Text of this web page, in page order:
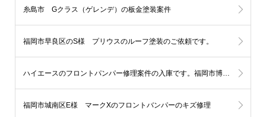
糸島市 Gクラス（ゲレンデ）の板金塗装案件
福岡市早良区のS様 プリウスのルーフ塗装のご依頼です。
ハイエースのフロントパンパー修理案件の入庫です。福岡市博多区
福岡市城南区E様 マークXのフロントバンパーのキズ修理